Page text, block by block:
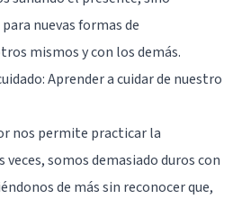
nuevas formas de
mismos y con los demás.
Aprender a cuidar de nuestro
nos permite practicar la
somos demasiado duros con
de más sin reconocer que,